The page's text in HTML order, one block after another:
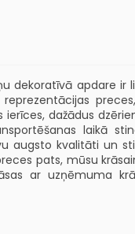
dekoratīvā apdare ir
dažādus
laikā
augsto kvalitāti un
pats, mūsu
ar uzņēmuma